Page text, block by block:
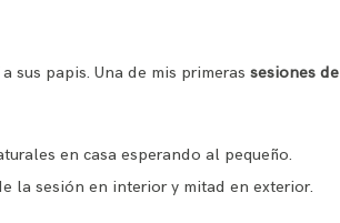
sus papis. Una de mis primeras sesiones de
en casa esperando al pequeño.
la sesión en interior y mitad en exterior.